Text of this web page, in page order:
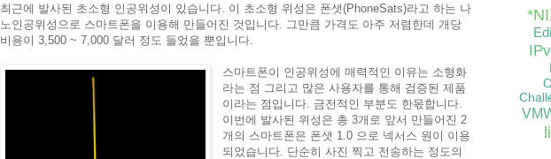
최근에 발사된 초소형 인공위성이 있습니다. 이 초소형 위성은 폰샛(PhoneSats)라고 하는 나
노인공위성으로 스마트폰을 이용해 만들어진 것입니다. 그만큼 가격도 아주 저렴한데 개당
비용이 3,500 ~ 7,000 달러 정도 들었을 뿐입니다.
스마트폰이 인공위성에 매력적인 이유는 소형화
라는 점 그리고 많은 사용자를 통해 검증된 제품
이라는 점입니다. 금전적인 부분도 한몫합니다.
이번에 발사된 위성은 총 3개로 앞서 만들어진 2
개의 스마트폰은 폰샛 1.0 으로 넥서스 원이 이용
되었습니다. 단순히 사진 찍고 전송하는 정도의